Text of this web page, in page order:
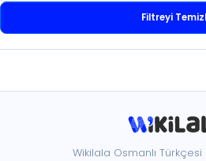
Filtreyi
Wikilala Osmanlı